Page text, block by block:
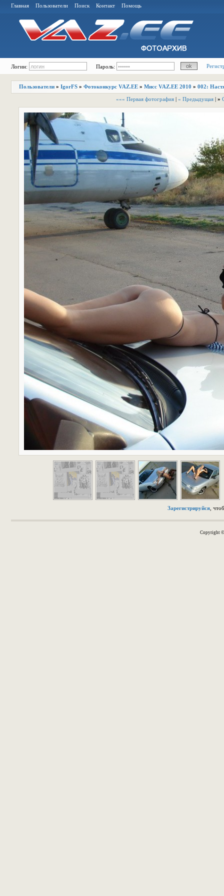
Главная Пользователи Поиск Контакт Помощь
Логин: Пароль:
Пользователи » IgorFS » Фотоконкурс VAZ.EE » Мисс VAZ.EE 2010 » 002:
««« Первая фотография | « Предыдущая | »
Зарегистрируйся,
Copyright